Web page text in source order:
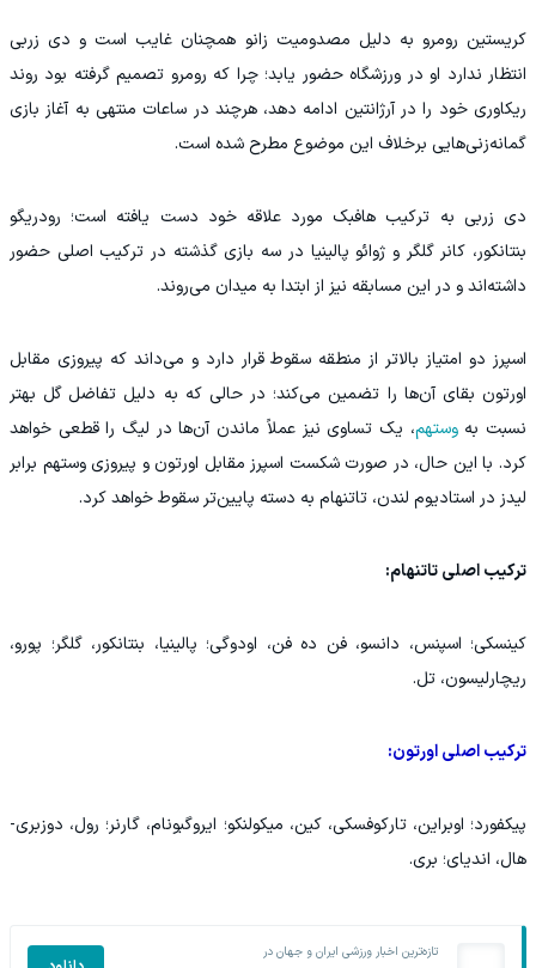
کریستین رومرو به دلیل مصدومیت زانو همچنان غایب است و دی زربی
انتظار ندارد او در ورزشگاه حضور یابد؛ چرا که رومرو تصمیم گرفته بود روند
ریکاوری خود را در آرژانتین ادامه دهد، هرچند در ساعات منتهی به آغاز بازی
گمانه‌زنی‌هایی برخلاف این موضوع مطرح شده است.
دی زربی به ترکیب هافبک مورد علاقه خود دست یافته است؛ رودریگو
بنتانکور، کانر گلگر و ژوائو پالینیا در سه بازی گذشته در ترکیب اصلی حضور
داشته‌اند و در این مسابقه نیز از ابتدا به میدان می‌روند.
اسپرز دو امتیاز بالاتر از منطقه سقوط قرار دارد و می‌داند که پیروزی مقابل
اورتون بقای آن‌ها را تضمین می‌کند؛ در حالی که به دلیل تفاضل گل بهتر
نسبت بهوستهم، یک تساوی نیز عملاً ماندن آن‌ها در لیگ را قطعی خواهد
کرد. با این حال، در صورت شکست اسپرز مقابل اورتون و پیروزی وستهم برابر
لیدز در استادیوم لندن، تاتنهام به دسته پایین‌تر سقوط خواهد کرد.
ترکیب اصلی تاتنهام:
کینسکی؛ اسپنس، دانسو، فن ده فن، اودوگی؛ پالینیا، بنتانکور، گلگر؛ پورو،
ریچارلیسون، تل.
ترکیب اصلی اورتون:
پیکفورد؛ اوبراین، تارکوفسکی، کین، میکولنکو؛ ایروگبونام، گارنر؛ رول، دوزبری-
هال، اندیای؛ بری.
تازه‌ترین اخبار ورزشی ایران و جهان در